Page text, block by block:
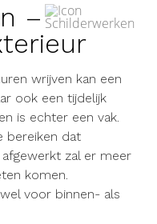
–
wrijven kan een
ook een tijdelijk
is echter een vak.
bereiken dat
zal er meer
komen.
voor binnen- als